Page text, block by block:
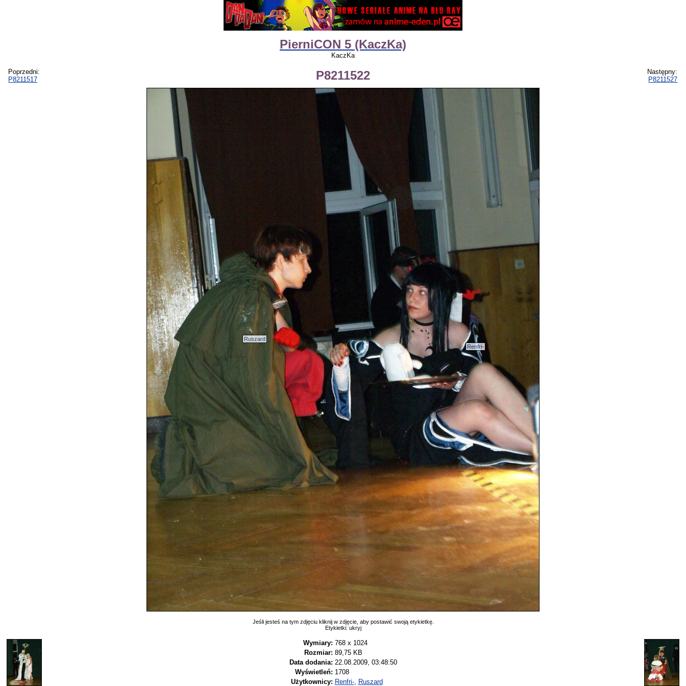
PierniCON 5 (KaczKa)
KaczKa
Poprzedni:
P8211517
P8211522
Następny:
P8211527
Renfri-
Ruszard
Jeśli jesteś na tym zdjęciu kliknij w zdjęcie, aby postawić swoją etykietkę.
Etykietki: ukryj
Wymiary: 768 x 1024
Rozmiar: 89,75 KB
Data dodania: 22.08.2009, 03:48:50
Wyświetleń: 1708
Użytkownicy: Renfri-, Ruszard